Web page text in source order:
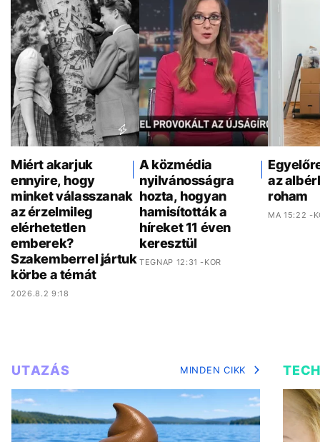
Miért akarjuk
ennyire, hogy
minket válasszanak
az érzelmileg
elérhetetlen
emberek?
Szakemberrel jártuk
körbe a témát
2026.8.2 9:18
A közmédia
nyilvánosságra
hozta, hogyan
hamisították a
híreket 11 éven
keresztül
TEGNAP 12:31 -KOR
az
roham
MA 15:22 -
UTAZÁS MINDEN CIKK